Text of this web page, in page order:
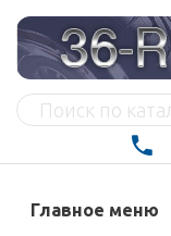
Главное меню